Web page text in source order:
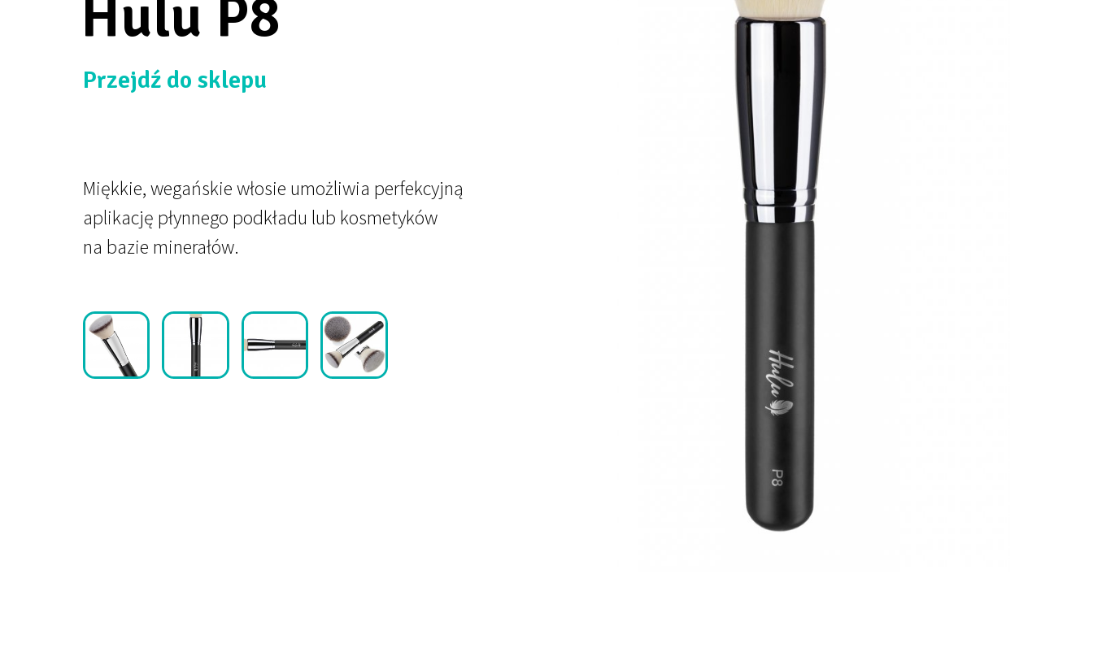
Hulu P8
Przejdź do sklepu
Miękkie, wegańskie włosie umożliwia perfekcyjną
aplikację płynnego podkładu lub kosmetyków
na bazie minerałów.